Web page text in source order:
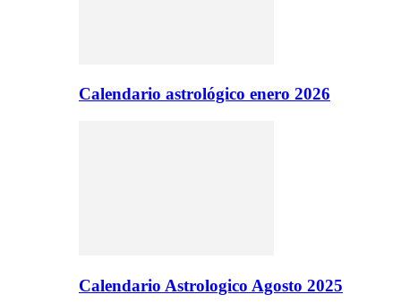
Calendario astrológico enero 2026
Calendario Astrologico Agosto 2025